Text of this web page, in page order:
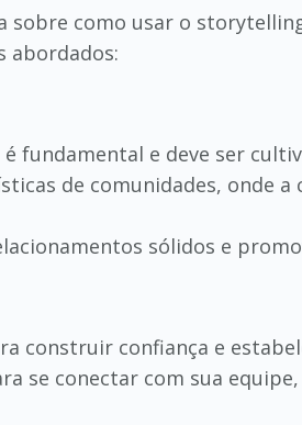
sobre como usar o
abordados:
fundamental e deve ser
de comunidades, onde a
sólidos e
construir confiança e
se conectar com sua